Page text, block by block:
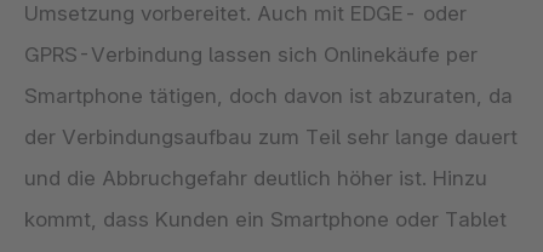
Umsetzung vorbereitet. Auch mit EDGE- oder
GPRS-Verbindung lassen sich Onlinekäufe per
Smartphone tätigen, doch davon ist abzuraten, da
der Verbindungsaufbau zum Teil sehr lange dauert
und die Abbruchgefahr deutlich höher ist. Hinzu
kommt, dass Kunden ein Smartphone oder Tablet